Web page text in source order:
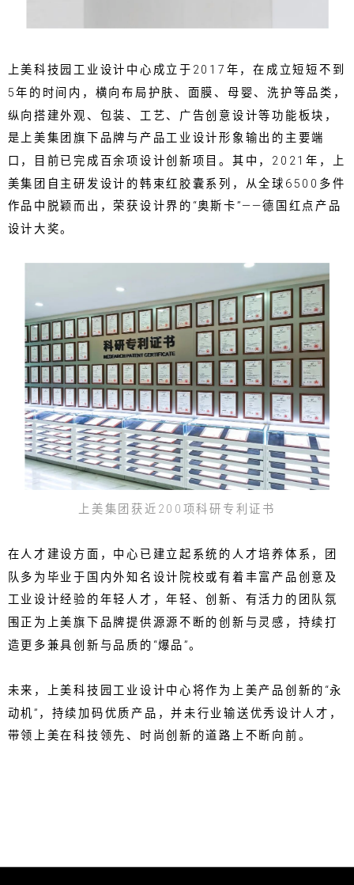
上美科技园工业设计中心成立于2017年，在成立短短不到
5年的时间内，横向布局护肤、面膜、母婴、洗护等品类，
纵向搭建外观、包装、工艺、广告创意设计等功能板块，
是上美集团旗下品牌与产品工业设计形象输出的主要端
口，目前已完成百余项设计创新项目。其中，2021年，上
美集团自主研发设计的韩束红胶囊系列，从全球6500多件
作品中脱颖而出，荣获设计界的“奥斯卡”——德国红点产品
设计大奖。
上美集团获近200项科研专利证书
在人才建设方面，中心已建立起系统的人才培养体系，团
队多为毕业于国内外知名设计院校或有着丰富产品创意及
工业设计经验的年轻人才，年轻、创新、有活力的团队氛
围正为上美旗下品牌提供源源不断的创新与灵感，持续打
造更多兼具创新与品质的“爆品”。
未来，上美科技园工业设计中心将作为上美产品创新的“永
动机”，持续加码优质产品，并未行业输送优秀设计人才，
带领上美在科技领先、时尚创新的道路上不断向前。